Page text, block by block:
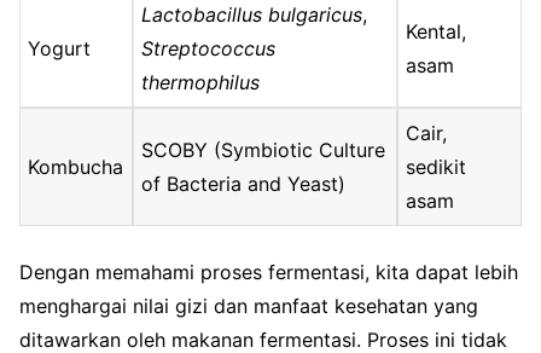
Yogurt
Lactobacillus bulgaricus,
Streptococcus
thermophilus
Kental,
asam
Kombucha
SCOBY (Symbiotic Culture
of Bacteria and Yeast)
Cair,
sedikit
asam
Dengan memahami proses fermentasi, kita dapat lebih
menghargai nilai gizi dan manfaat kesehatan yang
ditawarkan oleh makanan fermentasi. Proses ini tidak